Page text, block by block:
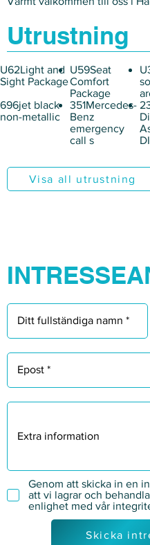
Utrustning
U62Light and
Sight Package
U59Seat
Comfort
Package
696jet black
non-metallic
351Mercedes-
Benz
emergency
call s
Visa all utrustning
Genom att skicka in en
att vi lagrar och
enlighet med vår
Skicka